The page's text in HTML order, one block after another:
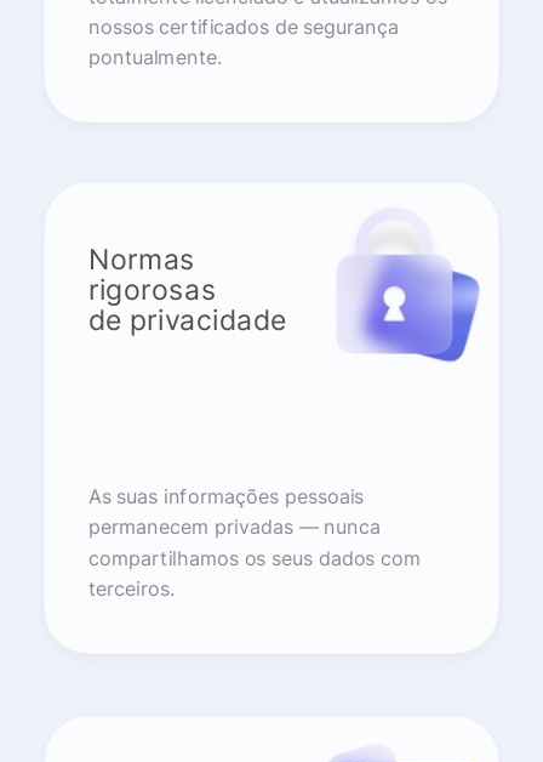
nossos certificados de segurança
pontualmente.
Normas
rigorosas
de privacidade
As suas informações pessoais
permanecem privadas — nunca
compartilhamos os seus dados com
terceiros.